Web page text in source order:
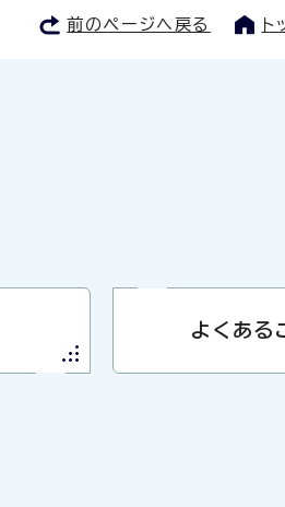
前のページへ戻る ト
よくある